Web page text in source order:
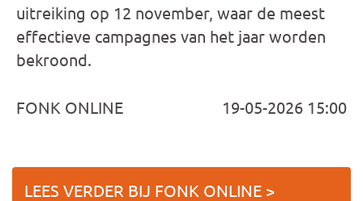
uitreiking op 12 november, waar de meest
effectieve campagnes van het jaar worden
bekroond.
FONK ONLINE 19-05-2026 15:00
LEES VERDER BIJ FONK ONLINE >